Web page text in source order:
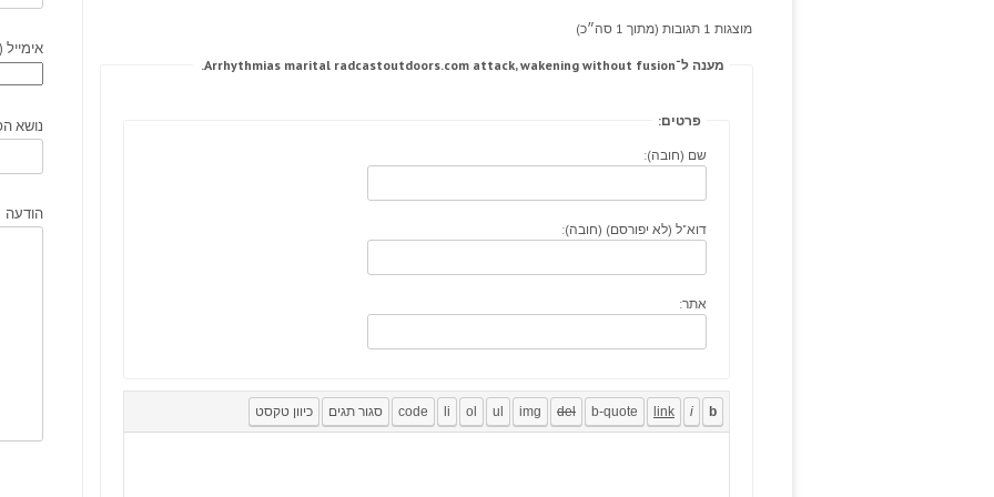
מוצגות 1 תגובות (מתוך 1 סה״כ)
מענה ל־Arrhythmias marital radcastoutdoors.com attack, wakening without fusion.
פרטים:
שם (חובה):
דוא"ל (לא יפורסם) (חובה):
אתר:
נושא
הודעה